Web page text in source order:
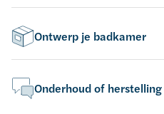
Ontwerp je badkamer
Onderhoud of